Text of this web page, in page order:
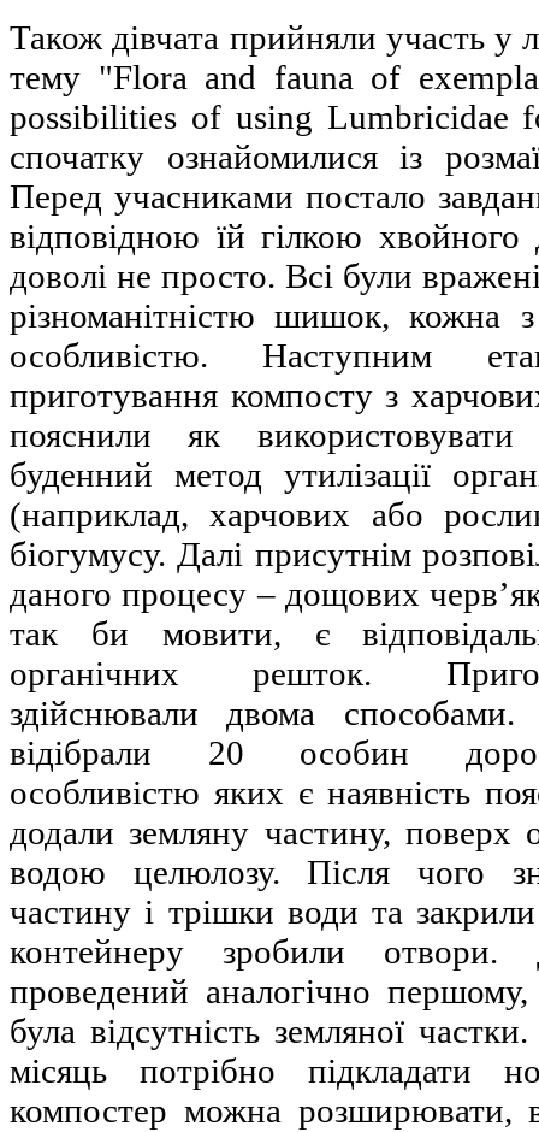
Також дівчата прийняли участь у
тему "Flora and fauna of
possibilities of using Lumbricidae
спочатку ознайомилися із
Перед учасниками постало
відповідною їй гілкою
доволі не просто. Всі були
різноманітністю шишок, кожна
особливістю. Наступним
приготування компосту з
пояснили як
буденний метод утилізації
(наприклад, харчових або
біогумусу. Далі присутнім
даного процесу – дощових
так би мовити, є
органічних решток.
здійснювали двома
відібрали 20 особин
особливістю яких є наявність
додали земляну частину, поверх
водою целюлозу. Після чого
частину і трішки води та
контейнеру зробили
проведений аналогічно
була відсутність земляної
місяць потрібно підкладати
компостер можна розширювати,